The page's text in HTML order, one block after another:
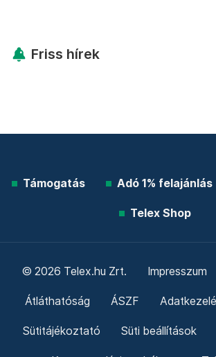
Friss hírek
Támogatás Adó 1% felajánlás
Telex Shop
© 2026 Telex.hu Zrt. Impresszum
Átláthatóság ÁSZF
Sütitájékoztató Süti beállítások